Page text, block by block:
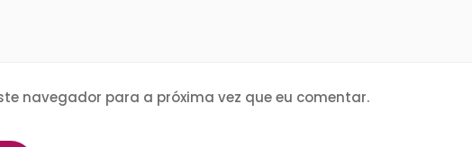
navegador para a próxima vez que eu comentar.